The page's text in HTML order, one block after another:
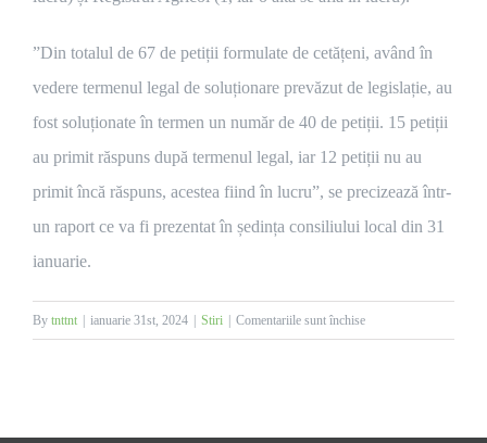
”Din totalul de 67 de petiții formulate de cetățeni, având în
vedere termenul legal de soluționare prevăzut de legislație, au
fost soluționate în termen un număr de 40 de petiții. 15 petiții
au primit răspuns după termenul legal, iar 12 petiții nu au
primit încă răspuns, acestea fiind în lucru”, se precizează într-
un raport ce va fi prezentat în ședința consiliului local din 31
ianuarie.
By tnttnt ianuarie 31st, 2024 Stiri Comentariile sunt închisepentru